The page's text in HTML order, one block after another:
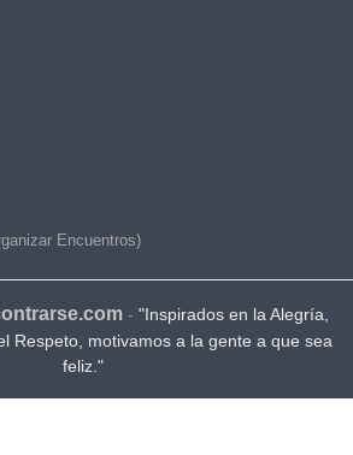
Encuentros)
- "Inspirados en la Alegría,
Respeto, motivamos a la gente a que sea
feliz."